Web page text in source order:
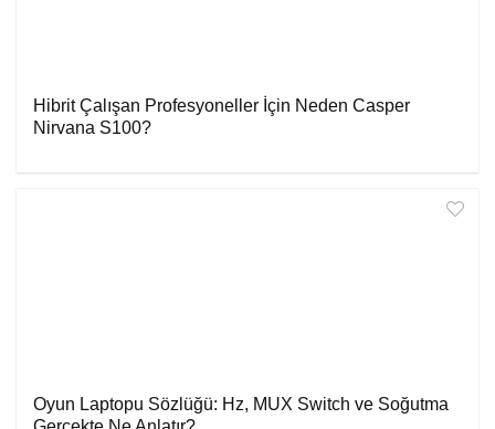
Hibrit Çalışan Profesyoneller İçin Neden Casper
Nirvana S100?
Oyun Laptopu Sözlüğü: Hz, MUX Switch ve Soğutma